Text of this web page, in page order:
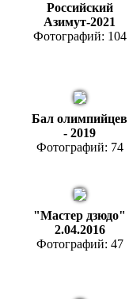
Российский
Азимут-2021
Фотографий: 104
Бал олимпийцев
- 2019
Фотографий: 74
"Мастер дзюдо"
2.04.2016
Фотографий: 47